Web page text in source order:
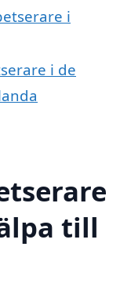
i
i de
till